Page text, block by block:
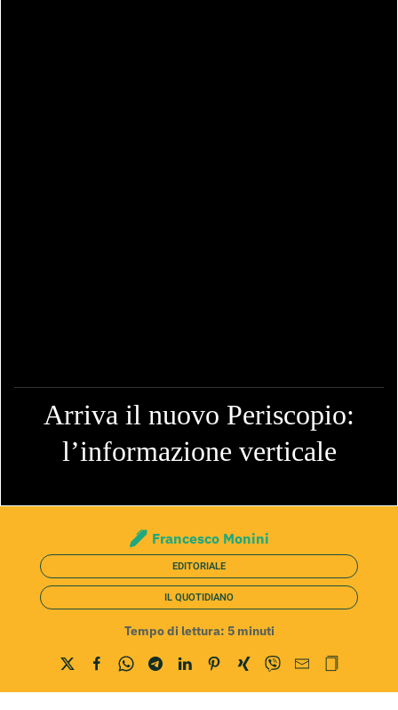
Arriva il nuovo Periscopio:
l’informazione verticale
Francesco Monini
EDITORIALE
IL QUOTIDIANO
Tempo di lettura: 5 minuti